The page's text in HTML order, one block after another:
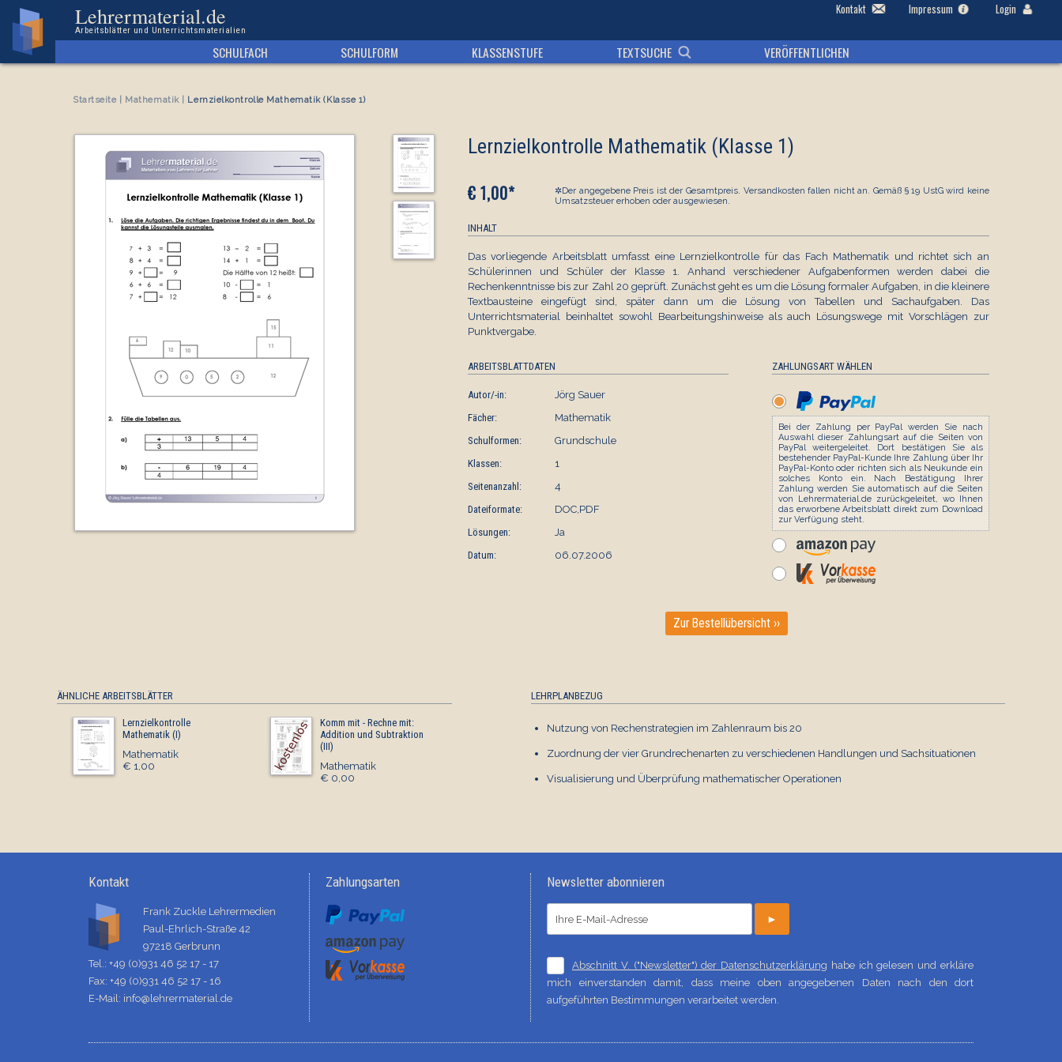
Lehrermaterial.de
Arbeitsblätter und Unterrichtsmaterialien
Kontakt Impressum Login
SCHULFACH SCHULFORM KLASSENSTUFE TEXTSUCHE VERÖFFENTLICHEN
Startseite| Mathematik| Lernzielkontrolle Mathematik (Klasse 1)
Lernzielkontrolle Mathematik (Klasse 1)
€ 1,00*
✲Der angegebene Preis ist der Gesamtpreis. Versandkosten fallen nicht an. Gemäß § 19 UstG wird keine
Umsatzsteuer erhoben oder ausgewiesen.
INHALT
Das vorliegende Arbeitsblatt umfasst eine Lernzielkontrolle für das Fach Mathematik und richtet sich an
Schülerinnen und Schüler der Klasse 1. Anhand verschiedener Aufgabenformen werden dabei die
Rechenkenntnisse bis zur Zahl 20 geprüft. Zunächst geht es um die Lösung formaler Aufgaben, in die kleinere
Textbausteine eingefügt sind, später dann um die Lösung von Tabellen und Sachaufgaben. Das
Unterrichtsmaterial beinhaltet sowohl Bearbeitungshinweise als auch Lösungswege mit Vorschlägen zur
Punktvergabe.
ARBEITSBLATTDATEN
Autor/-in:
Jörg Sauer
Fächer:
Mathematik
Schulformen:
Grundschule
Klassen:
1
Seitenanzahl:
4
Dateiformate:
DOC,PDF
Lösungen:
Ja
Datum:
06.07.2006
ZAHLUNGSART WÄHLEN
Bei der Zahlung per PayPal werden Sie nach
Auswahl dieser Zahlungsart auf die Seiten von
PayPal weitergeleitet. Dort bestätigen Sie als
bestehender PayPal-Kunde Ihre Zahlung über Ihr
PayPal-Konto oder richten sich als Neukunde ein
solches Konto ein. Nach Bestätigung Ihrer
Zahlung werden Sie automatisch auf die Seiten
von Lehrermaterial.de zurückgeleitet, wo Ihnen
das erworbene Arbeitsblatt direkt zum Download
zur Verfügung steht.
Zur Bestellübersicht ››
ÄHNLICHE ARBEITSBLÄTTER
Lernzielkontrolle
Mathematik (I)
Mathematik
€ 1,00
Komm mit - Rechne mit:
Addition und Subtraktion
(III)
Mathematik
€ 0,00
Legespiel: Zahlenraum bis
Mathematik
LEHRPLANBEZUG
Nutzung von Rechenstrategien im Zahlenraum bis 20
Zuordnung der vier Grundrechenarten zu verschiedenen Handlungen und Sachsituationen
Visualisierung und Überprüfung mathematischer Operationen
Kontakt
Frank Zuckle Lehrermedien
Paul-Ehrlich-Straße 42
97218 Gerbrunn
Tel.: +49 (0)931 46 52 17 - 17
Fax: +49 (0)931 46 52 17 - 16
E-Mail: info@lehrermaterial.de
Zahlungsarten Newsletter abonnieren
►
Abschnitt V. ("Newsletter") der Datenschutzerklärung habe ich gelesen und erkläre
mich einverstanden damit, dass meine oben angegebenen Daten nach den dort
aufgeführten Bestimmungen verarbeitet werden.